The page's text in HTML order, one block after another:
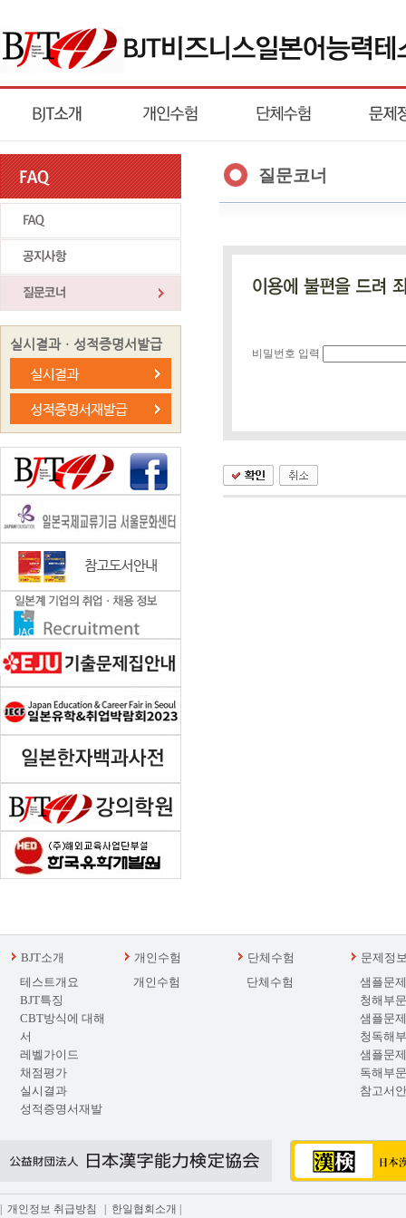
실시결과ㆍ성적증명서발급
질문코너
비밀번호 입력
BJT소개
테스트개요
BJT특징
CBT방식에 대해
서
레벨가이드
채점평가
실시결과
성적증명서재발
개인수험
개인수험
단체수험
단체수험
문제정
샘플문
청해부문
샘플문
청독해
샘플문
독해부문
참고서
개인정보 취급방침 한일협회소개